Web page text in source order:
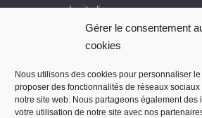
Gérer le consentement
cookies
Nous utilisons des cookies pour personnaliser
proposer des fonctionnalités de réseaux
notre site web. Nous partageons également des
votre utilisation de notre site avec nos
escapade citadine
Asie du Sud-Est
Turquie
États-Unis (Midwest) et Canada (2018)
Émirats arabes unis